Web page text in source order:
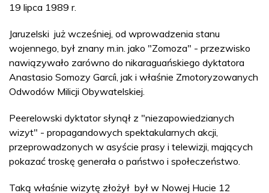
19 lipca 1989 r.
Jaruzelski już wcześniej, od wprowadzenia stanu
wojennego, był znany m.in. jako "Zomoza" - przezwisko
nawiązywało zarówno do nikaraguańskiego dyktatora
Anastasio Somozy Garcíi, jak i właśnie Zmotoryzowanych
Odwodów Milicji Obywatelskiej.
Peerelowski dyktator słynął z "niezapowiedzianych
wizyt" - propagandowych spektakularnych akcji,
przeprowadzonych w asyście prasy i telewizji, mających
pokazać troskę generała o państwo i społeczeństwo.
Taką właśnie wizytę złożył był w Nowej Hucie 12